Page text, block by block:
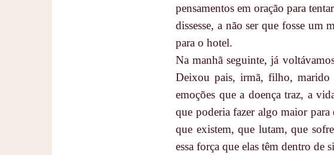
pensamentos em oração para
dissesse, a não ser que fosse um
para o hotel.
Na manhã seguinte, já
Deixou pais, irmã, filho, marido
emoções que a doença traz, a
que poderia fazer algo maior
que existem, que lutam, que
essa força que elas têm dentro de